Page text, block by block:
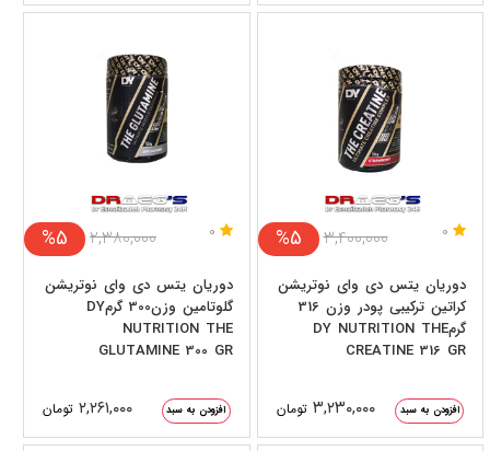
0
%5 ۳,۴۰۰,۰۰۰
دوریان یتس دی وای نوتریشن
کراتین ترکیبی پودر وزن 316
گرمDY NUTRITION THE
CREATINE 316 GR
افزودن به سبد ۳,۲۳۰,۰۰۰ تومان
0
%5 ۲,۳۸۰,۰۰۰
دوریان یتس دی وای نوتریشن
گلوتامین وزن300 گرمDY
NUTRITION THE
GLUTAMINE 300 GR
افزودن به سبد ۲,۲۶۱,۰۰۰ تومان